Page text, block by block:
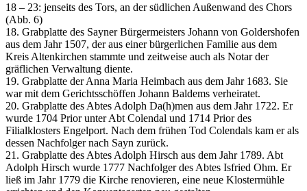
18 – 23: jenseits des Tors, an der südlichen Außenwand des Chors
(Abb. 6)
18. Grabplatte des Sayner Bürgermeisters Johann von Goldershofen
aus dem Jahr 1507, der aus einer bürgerlichen Familie aus dem
Kreis Altenkirchen stammte und zeitweise auch als Notar der
gräflichen Verwaltung diente.
19. Grabplatte der Anna Maria Heimbach aus dem Jahr 1683. Sie
war mit dem Gerichtsschöffen Johann Baldems verheiratet.
20. Grabplatte des Abtes Adolph Da(h)men aus dem Jahr 1722. Er
wurde 1704 Prior unter Abt Colendal und 1714 Prior des
Filialklosters Engelport. Nach dem frühen Tod Colendals kam er als
dessen Nachfolger nach Sayn zurück.
21. Grabplatte des Abtes Adolph Hirsch aus dem Jahr 1789. Abt
Adolph Hirsch wurde 1777 Nachfolger des Abtes Isfried Ohm. Er
ließ im Jahr 1779 die Kirche renovieren, eine neue Klostermühle